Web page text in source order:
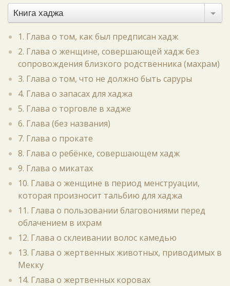
Книга хаджа
1. Глава о том, как был предписан хадж
2. Глава о женщине, совершающей хадж без
сопровождения близкого родственника (махрам)
3. Глава о том, что не должно быть саруры
4. Глава о запасах для хаджа
5. Глава о торговле в хадже
6. Глава (без названия)
7. Глава о прокате
8. Глава о ребёнке, совершающем хадж
9. Глава о микатах
10. Глава о женщине в период менструации,
которая произносит тальбию для хаджа
11. Глава о пользовании благовониями перед
облачением в ихрам
12. Глава о склеивании волос камедью
13. Глава о жертвенных животных, приводимых в
Мекку
14. Глава о жертвенных коровах